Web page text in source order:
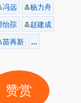
冯远
杨力舟
怡孮
赵建成
苗再新 ...
赞赏